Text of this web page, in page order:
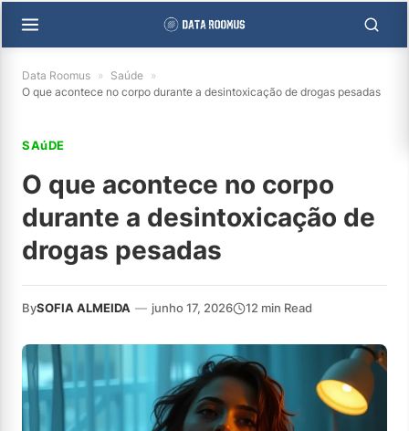
Data Roomus » Saúde »
O que acontece no corpo durante a desintoxicação de drogas pesadas
SAúDE
O que acontece no corpo
durante a desintoxicação de
drogas pesadas
BySOFIA ALMEIDA — junho 17, 2026 12 min Read